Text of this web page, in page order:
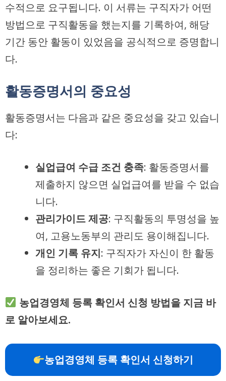
수적으로 요구됩니다. 이 서류는 구직자가 어떤
방법으로 구직활동을 했는지를 기록하여, 해당
기간 동안 활동이 있었음을 공식적으로 증명합니
다.
활동증명서의 중요성
활동증명서는 다음과 같은 중요성을 갖고 있습니
다:
실업급여 수급 조건 충족: 활동증명서를
제출하지 않으면 실업급여를 받을 수 없습
니다.
관리가이드 제공: 구직활동의 투명성을 높
여, 고용노동부의 관리도 용이해집니다.
개인 기록 유지: 구직자가 자신이 한 활동
을 정리하는 좋은 기회가 됩니다.
농업경영체 등록 확인서 신청 방법을 지금 바
로 알아보세요.
농업경영체 등록 확인서 신청하기